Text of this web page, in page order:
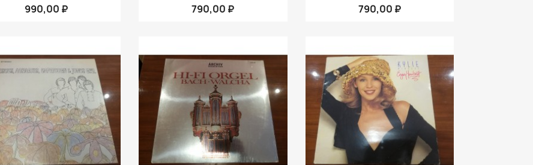
990,00 ₽ 790,00 ₽ 790,00 ₽